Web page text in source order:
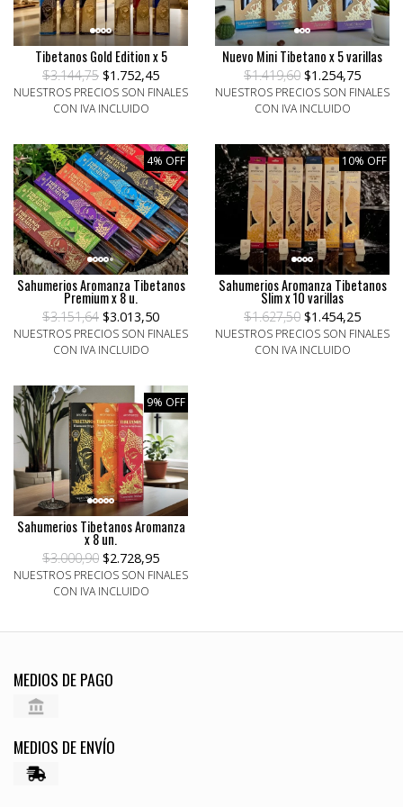
Tibetanos Gold Edition x 5
$3.144,75 $1.752,45
NUESTROS PRECIOS SON FINALES
CON IVA INCLUIDO
Nuevo Mini Tibetano x 5 varillas
$1.419,60 $1.254,75
NUESTROS PRECIOS SON FINALES
CON IVA INCLUIDO
4% OFF
Sahumerios Aromanza Tibetanos
Premium x 8 u.
$3.151,64 $3.013,50
NUESTROS PRECIOS SON FINALES
CON IVA INCLUIDO
10% OFF
Sahumerios Aromanza Tibetanos
Slim x 10 varillas
$1.627,50 $1.454,25
NUESTROS PRECIOS SON FINALES
CON IVA INCLUIDO
9% OFF
Sahumerios Tibetanos Aromanza
x 8 un.
$3.000,90 $2.728,95
NUESTROS PRECIOS SON FINALES
CON IVA INCLUIDO
MEDIOS DE PAGO
MEDIOS DE ENVÍO